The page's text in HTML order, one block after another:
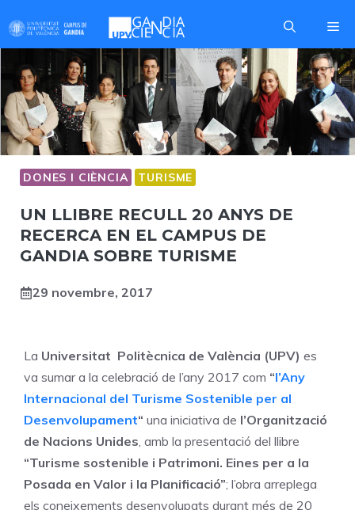
to
content
DONES I CIÈNCIA TURISME
UN LLIBRE RECULL 20 ANYS DE
RECERCA EN EL CAMPUS DE
GANDIA SOBRE TURISME
29 novembre, 2017
La Universitat Politècnica de València (UPV) es
va sumar a la celebració de l’any 2017 com “l’Any
Internacional del Turisme Sostenible per al
Desenvolupament“ una iniciativa de l’Organització
de Nacions Unides , amb la presentació del llibre
“Turisme sostenible i Patrimoni. Eines per a la
Posada en Valor i la Planificació”; l’obra arreplega
els coneixements desenvolupats durant més de 20